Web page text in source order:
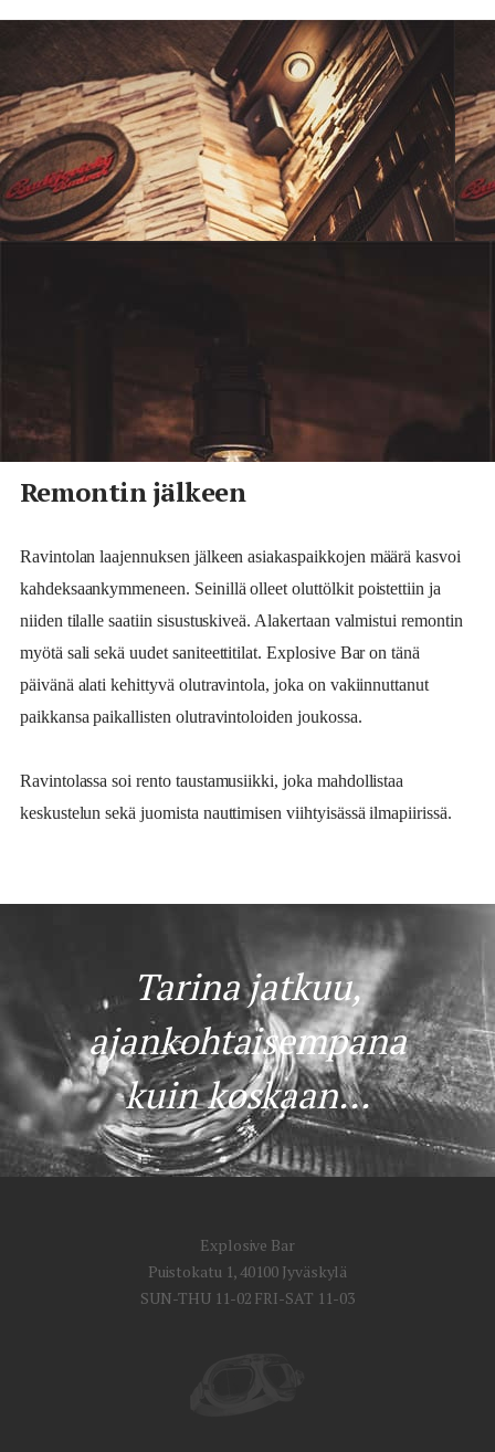
Remontin jälkeen
Ravintolan laajennuksen jälkeen asiakaspaikkojen määrä kasvoi
kahdeksaankymmeneen. Seinillä olleet oluttölkit poistettiin ja
niiden tilalle saatiin sisustuskiveä.Alakertaan valmistui remontin
myötä sali sekä uudet saniteettitilat. Explosive Bar on tänä
päivänä alati kehittyvä olutravintola,joka on vakiinnuttanut
paikkansa paikallisten olutravintoloiden joukossa.
Ravintolassa soi rento taustamusiikki, joka mahdollistaa
keskustelunsekä juomista nauttimisenviihtyisässä ilmapiirissä.
Tarina jatkuu,
ajankohtaisempana
kuin koskaan...
Explosive Bar
Puistokatu 1, 40100 Jyväskylä
SUN-THU 11-02 FRI-SAT 11-03